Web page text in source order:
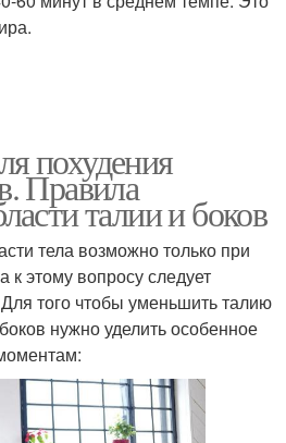
похудения
Правила
талии и боков
тела возможно только при
этому вопросу следует
того чтобы уменьшить талию
нужно уделить особенное